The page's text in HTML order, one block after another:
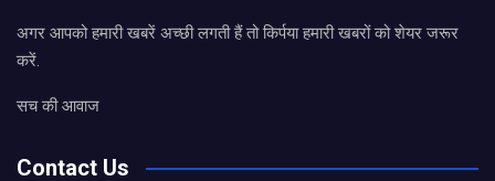
अगर आपको हमारी खबरें अच्छी लगती हैं तो किर्पया हमारी खबरों को शेयर जरूर
करें.
सच की आवाज
Contact Us